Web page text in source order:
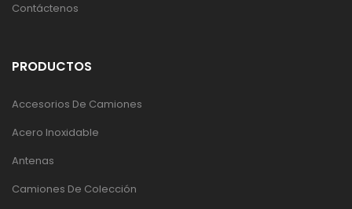
Contáctenos
PRODUCTOS
Accesorios De Camiones
Acero Inoxidable
Antenas
Camiones De Colección